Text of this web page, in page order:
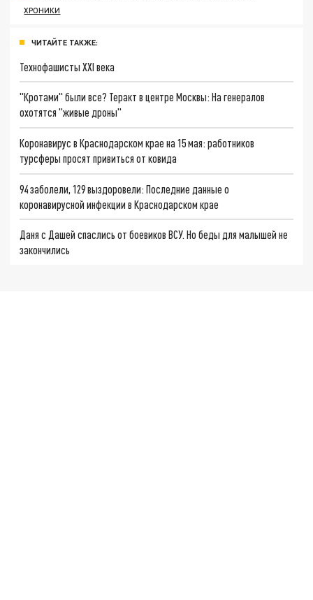
ХРОНИКИ
ЧИТАЙТЕ ТАКЖЕ:
Технофашисты XXI века
"Кротами" были все? Теракт в центре Москвы: На генералов
охотятся "живые дроны"
Коронавирус в Краснодарском крае на 15 мая: работников
турсферы просят привиться от ковида
94 заболели, 129 выздоровели: Последние данные о
коронавирусной инфекции в Краснодарском крае
Даня с Дашей спаслись от боевиков ВСУ. Но беды для малышей не
закончились